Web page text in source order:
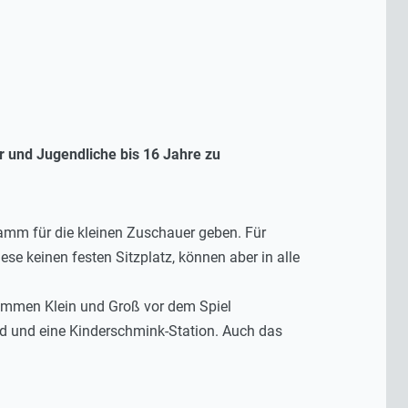
und Jugendliche bis 16 Jahre zu
für die kleinen Zuschauer geben. Für
keinen festen Sitzplatz, können aber in alle
Klein und Groß vor dem Spiel
und eine Kinderschmink-Station. Auch das